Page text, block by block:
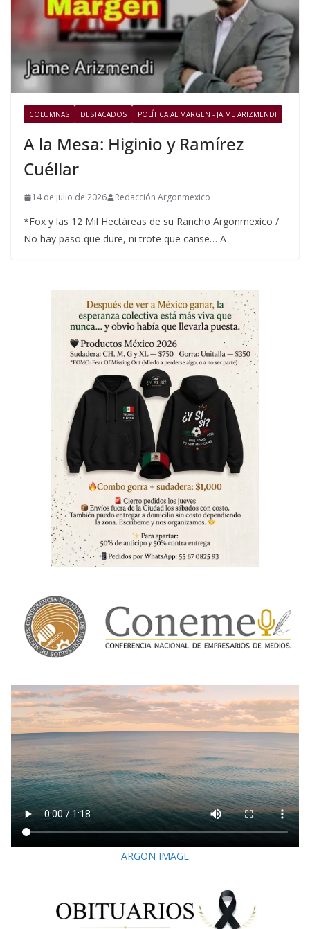
COLUMNAS DESTACADOS POLÍTICA AL MARGEN - JAIME ARIZMENDI
A la Mesa: Higinio y Ramírez
Cuéllar
14 de julio de 2026 Redacción Argonmexico
*Fox y las 12 Mil Hectáreas de su Rancho Argonmexico /
No hay paso que dure, ni trote que canse… A
ARGON IMAGE